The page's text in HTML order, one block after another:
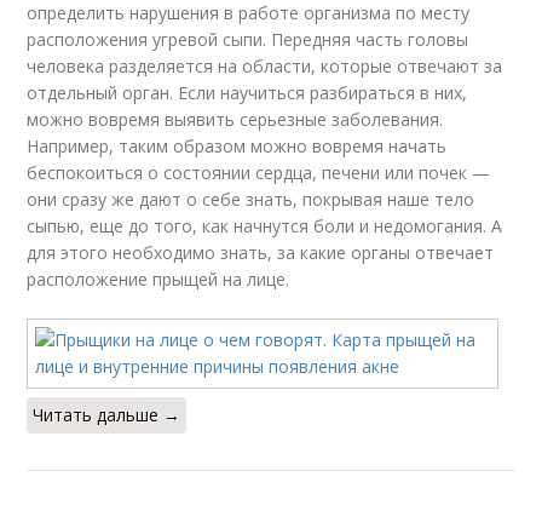
определить нарушения в работе организма по месту
расположения угревой сыпи. Передняя часть головы
человека разделяется на области, которые отвечают за
отдельный орган. Если научиться разбираться в них,
можно вовремя выявить серьезные заболевания.
Например, таким образом можно вовремя начать
беспокоиться о состоянии сердца, печени или почек —
они сразу же дают о себе знать, покрывая наше тело
сыпью, еще до того, как начнутся боли и недомогания. А
для этого необходимо знать, за какие органы отвечает
расположение прыщей на лице.
Читать дальше →